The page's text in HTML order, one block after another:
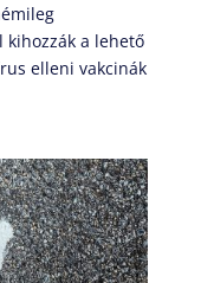
a lehető
elleni vakcinák